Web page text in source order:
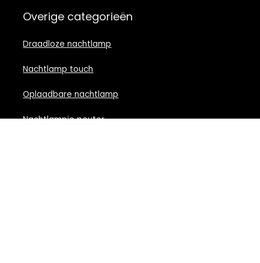
Overige categorieën
Draadloze nachtlamp
Nachtlamp touch
Oplaadbare nachtlamp
Nachtlampje peuter